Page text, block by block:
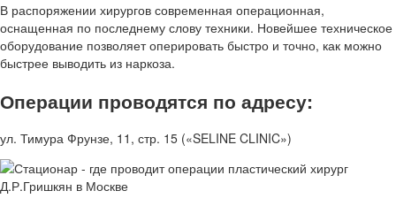
В распоряжении хирургов современная операционная,
оснащенная по последнему слову техники. Новейшее техническое
оборудование позволяет оперировать быстро и точно, как можно
быстрее выводить из наркоза.
Операции проводятся по адресу:
ул. Тимура Фрунзе, 11, стр. 15 («SELINE CLINIC»)